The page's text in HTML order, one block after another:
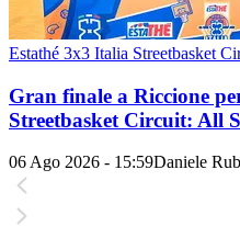
Estathé 3x3 Italia Streetbasket
Gran finale a Riccione
Streetbasket Circuit: All
06 Ago 2026 - 15:59Daniele